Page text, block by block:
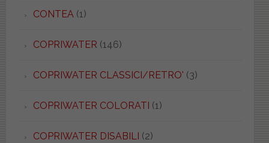
CONTEA(1)
COPRIWATER (146)
COPRIWATER CLASSICI/RETRO' (3)
COPRIWATER COLORATI (1)
COPRIWATER DISABILI (2)